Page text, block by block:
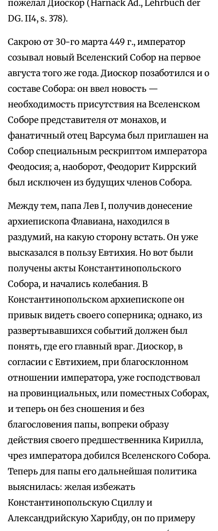
пожелал Диоскор (Harnack Ad., Lehrbuch der
DG. II4, s. 378).
Сакрою от 30-го марта 449 г., император
созывал новый Вселенский Собор на первое
августа того же года. Диоскор позаботился и о
составе Собора: он ввел новость —
необходимость присутствия на Вселенском
Соборе представителя от монахов, и
фанатичный отец Варсума был приглашен на
Собор специальным рескриптом императора
Феодосия; а, наоборот, Феодорит Киррский
был исключен из будущих членов Собора.
Между тем, папа Лев I, получив донесение
архиепископа Флавиана, находился в
раздумий, на какую сторону встать. Он уже
высказался в пользу Евтихия. Но вот были
получены акты Константинопольского
Собора, и начались колебания. В
Константинопольском архиепископе он
привык видеть своего соперника; однако, из
развертывавшихся событий должен был
понять, где его главный враг. Диоскор, в
согласии с Евтихием, при благосклонном
отношении императора, уже господствовал
на провинциальных, или поместных Соборах,
и теперь он без сношения и без
благословения папы, вопреки образу
действия своего предшественника Кирилла,
чрез императора добился Вселенского Собора.
Теперь для папы его дальнейшая политика
выяснилась: желая избежать
Константинопольскую Сциллу и
Александрийскую Харибду, он по примеру